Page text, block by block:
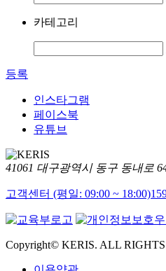
카테고리
등록
인스타그램
페이스북
유튜브
41061 대구광역시 동구 동내로
고객센터 (평일: 09:00 ~ 18:00)
Copyright© KERIS. ALL